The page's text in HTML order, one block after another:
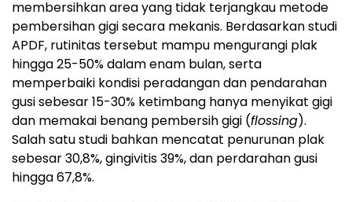
membersihkan area yang tidak terjangkau metode
pembersihan gigi secara mekanis. Berdasarkan studi
APDF, rutinitas tersebut mampu mengurangi plak
hingga 25-50% dalam enam bulan, serta
memperbaiki kondisi peradangan dan pendarahan
gusi sebesar 15-30% ketimbang hanya menyikat gigi
dan memakai benang pembersih gigi (flossing).
Salah satu studi bahkan mencatat penurunan plak
sebesar 30,8%, gingivitis 39%, dan perdarahan gusi
hingga 67,8%.